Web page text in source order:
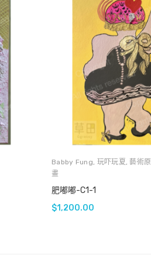
Babby Fung, 玩吓玩夏 , 藝術原
畫
肥嘟嘟-C1-1
$1,200.00